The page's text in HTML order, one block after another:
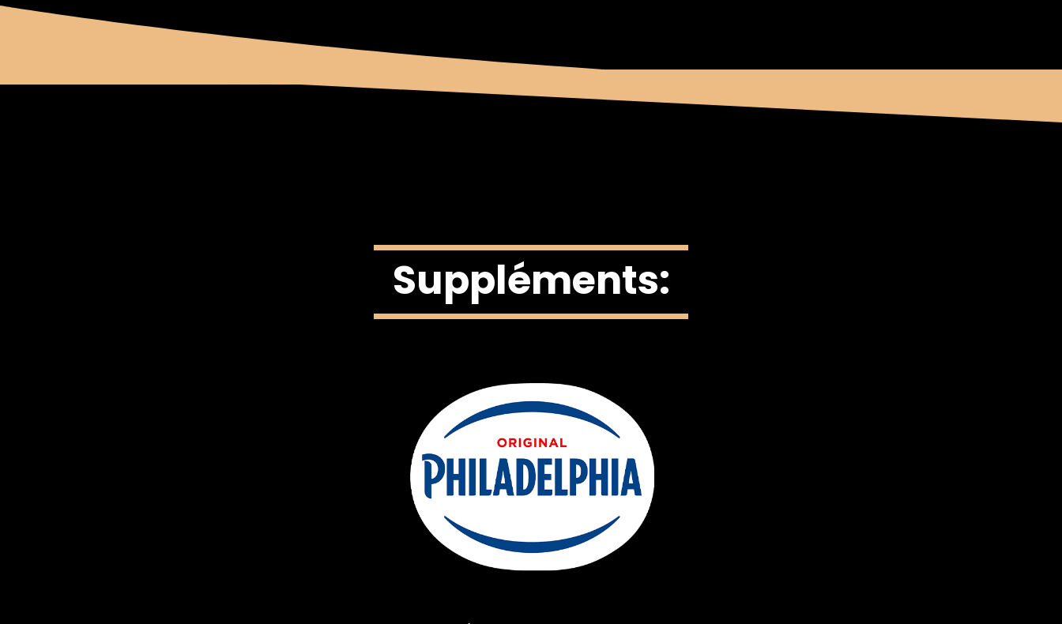
Suppléments: